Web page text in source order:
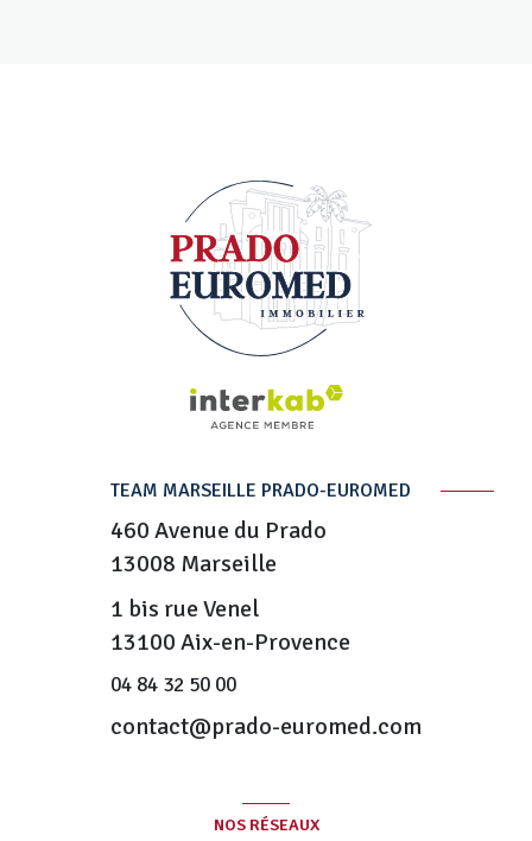
TEAM MARSEILLE PRADO-EUROMED
460 Avenue du Prado
13008 Marseille
1 bis rue Venel
13100 Aix-en-Provence
04 84 32 50 00
contact@prado-euromed.com
NOS RÉSEAUX